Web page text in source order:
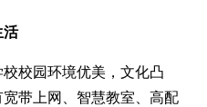
活
校园环境优美，文化凸
带上网、智慧教室、高配